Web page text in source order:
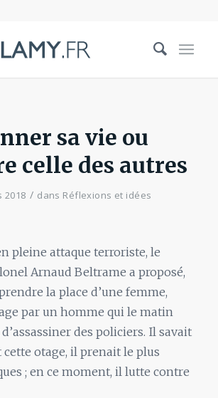
sa vie ou
celle des autres
2018 / dans Réflexions et idées
pleine attaque terroriste, le
Arnaud Beltrame a proposé,
la place d’une femme,
par un homme qui le matin
des policiers. Il savait
cette otage, il prenait le plus
; en ce moment, il lutte contre